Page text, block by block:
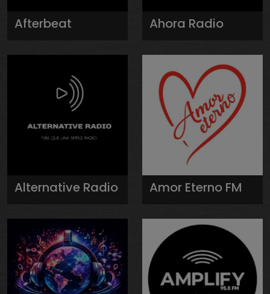
Afterbeat Ahora Radio
Alternative Radio Amor Eterno FM